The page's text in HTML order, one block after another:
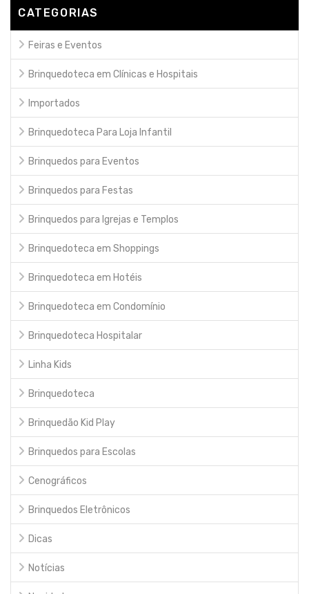
CATEGORIAS
Feiras e Eventos
Brinquedoteca em Clínicas e Hospitais
Importados
Brinquedoteca Para Loja Infantil
Brinquedos para Eventos
Brinquedos para Festas
Brinquedos para Igrejas e Templos
Brinquedoteca em Shoppings
Brinquedoteca em Hotéis
Brinquedoteca em Condomínio
Brinquedoteca Hospitalar
Linha Kids
Brinquedoteca
Brinquedão Kid Play
Brinquedos para Escolas
Cenográficos
Brinquedos Eletrônicos
Dicas
Notícias